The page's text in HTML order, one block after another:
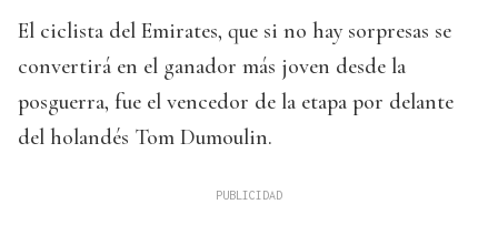
El ciclista del Emirates, que si no hay sorpresas se
convertirá en el ganador más joven desde la
posguerra, fue el vencedor de la etapa por delante
del holandés Tom Dumoulin.